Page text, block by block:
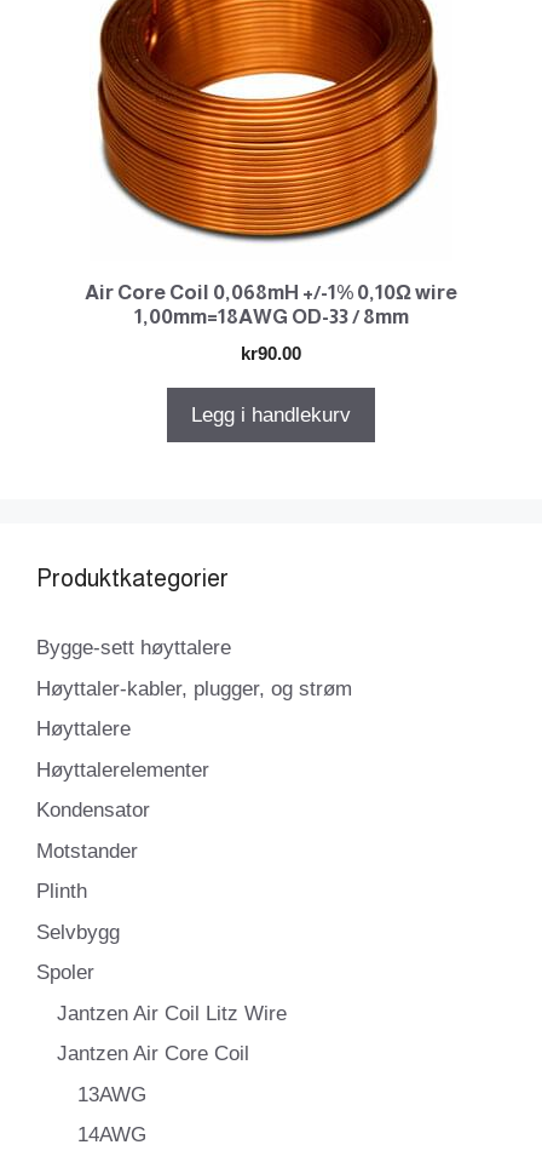
Air Core Coil 0,068mH +/-1% 0,10Ω wire
1,00mm=18AWG OD-33 / 8mm
kr90.00
Legg i handlekurv
Produktkategorier
Bygge-sett høyttalere
Høyttaler-kabler, plugger, og strøm
Høyttalere
Høyttalerelementer
Kondensator
Motstander
Plinth
Selvbygg
Spoler
Jantzen Air Coil Litz Wire
Jantzen Air Core Coil
13AWG
14AWG